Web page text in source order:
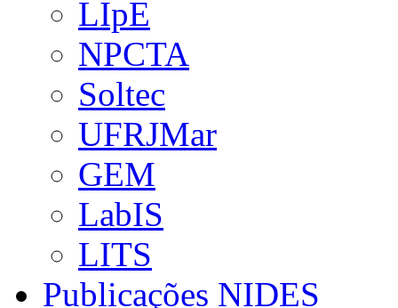
LIpE
NPCTA
Soltec
UFRJMar
GEM
LabIS
LITS
Publicações NIDES